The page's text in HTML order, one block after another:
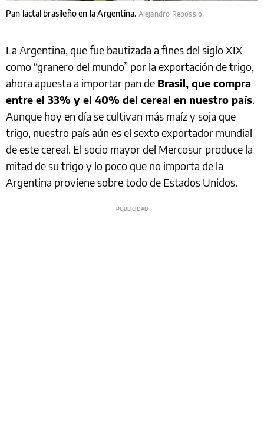
Pan lactal brasileño en la Argentina. Alejandro Rebossio.
La Argentina, que fue bautizada a fines del siglo XIX
como “granero del mundo” por la exportación de trigo,
ahora apuesta a importar pan de Brasil, que compra
entre el 33% y el 40% del cereal en nuestro país.
Aunque hoy en día se cultivan más maíz y soja que
trigo, nuestro país aún es el sexto exportador mundial
de este cereal. El socio mayor del Mercosur produce la
mitad de su trigo y lo poco que no importa de la
Argentina proviene sobre todo de Estados Unidos.